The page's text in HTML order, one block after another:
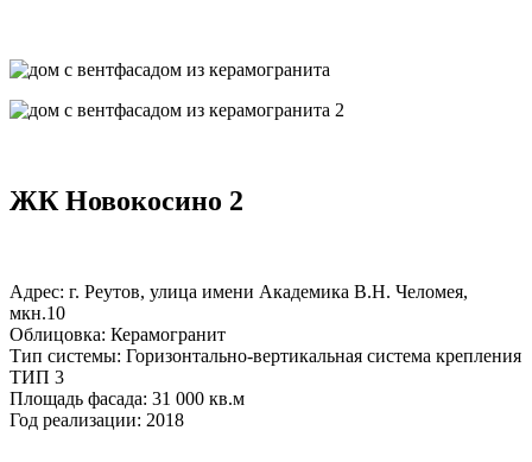
ЖК Новокосино 2
Адрес: г. Реутов, улица имени Академика В.Н. Челомея,
мкн.10
Облицовка: Керамогранит
Тип системы: Горизонтально-вертикальная система крепления
ТИП 3
Площадь фасада: 31 000 кв.м
Год реализации: 2018